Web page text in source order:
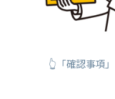
👆「確認事項」の